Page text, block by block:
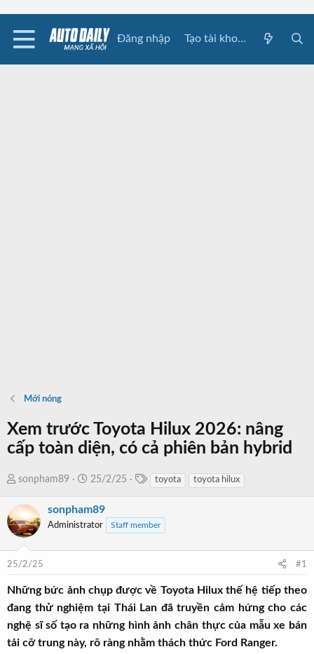
Đăng nhập Tạo tài khoản
Mới nóng
Xem trước Toyota Hilux 2026: nâng
cấp toàn diện, có cả phiên bản hybrid
T
e
a
t
t
e
sonpham89
N
à
y
đ
25/2/25
s
toyota toyota hilux
sonpham89
Administrator Staff member
25/2/25 #1
Những bức ảnh chụp được về Toyota Hilux thế hệ tiếp theo
đang thử nghiệm tại Thái Lan đã truyền cảm hứng cho các
nghệ sĩ số tạo ra những hình ảnh chân thực của mẫu xe bán
tải cỡ trung này, rõ ràng nhằm thách thức Ford Ranger.